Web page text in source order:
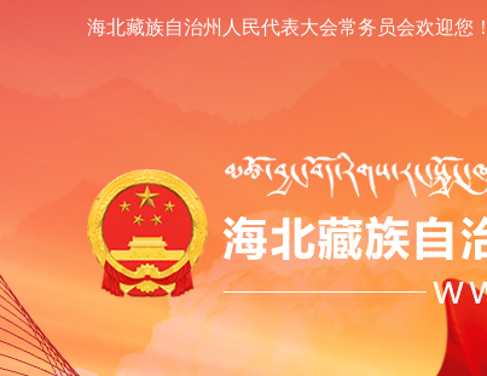
海北藏族自治州人民代表大会常务员会欢迎您！